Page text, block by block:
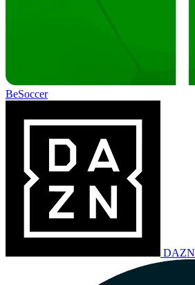
BeSoccer
DAZN